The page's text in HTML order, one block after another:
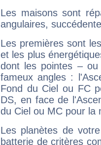
Les maisons sont
angulaires,
Les premières sont
et les plus
dont les pointes –
fameux angles :
Fond du Ciel ou FC
DS, en face de
du Ciel ou MC pour la
Les planètes de
batterie de critères